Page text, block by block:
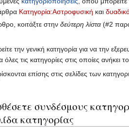
Κατηγορία:Αστροφυσική και
κοιτάξτε στηνδεύτερη λίστα (#2
την γενική κατηγορία για να την
όλες τις κατηγορίες στις οποίες
επίσης στις σελίδες των
συνδέσμους
κατηγορίας